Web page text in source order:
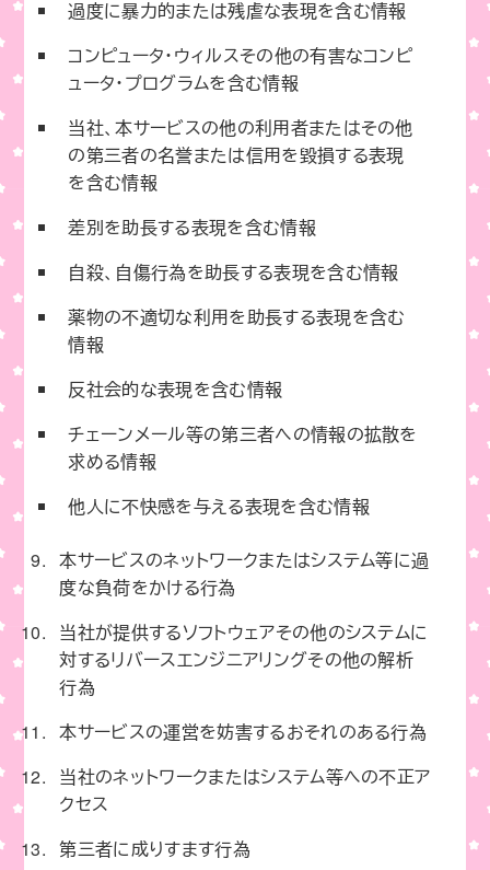
過度に暴力的または残虐な表現を含む情報
コンピュータ・ウィルスその他の有害なコンピ
ュータ・プログラムを含む情報
当社、本サービスの他の利用者またはその他
の第三者の名誉または信用を毀損する表現
を含む情報
差別を助長する表現を含む情報
自殺、自傷行為を助長する表現を含む情報
薬物の不適切な利用を助長する表現を含む
情報
反社会的な表現を含む情報
チェーンメール等の第三者への情報の拡散を
求める情報
他人に不快感を与える表現を含む情報
本サービスのネットワークまたはシステム等に過
度な負荷をかける行為
当社が提供するソフトウェアその他のシステムに
対するリバースエンジニアリングその他の解析
行為
本サービスの運営を妨害するおそれのある行為
当社のネットワークまたはシステム等への不正ア
クセス
第三者に成りすます行為